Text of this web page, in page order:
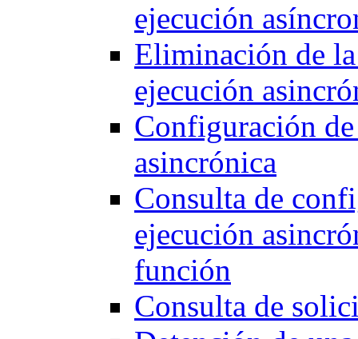
ejecución
Eliminación de
ejecución
Configuración
asincrónica
Consulta de
ejecución
función
Consulta de